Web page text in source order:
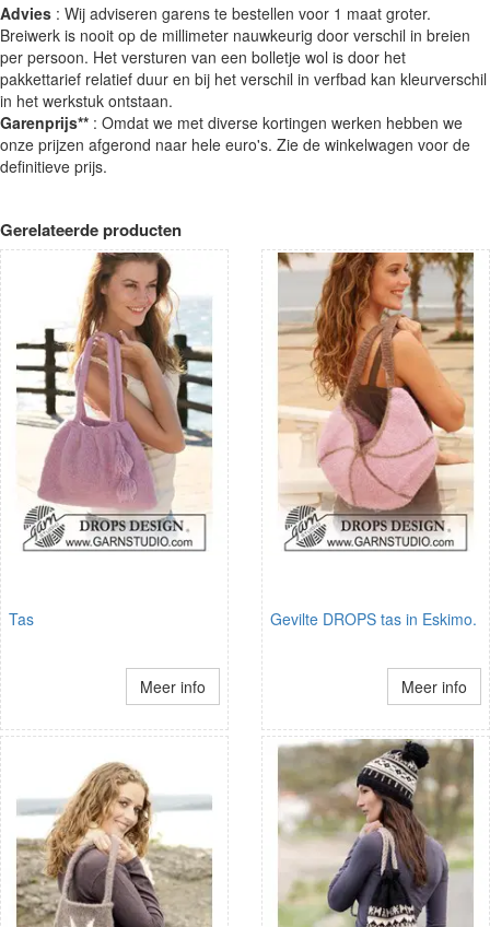
Advies : Wij adviseren garens te bestellen voor 1 maat groter.
Breiwerk is nooit op de millimeter nauwkeurig door verschil in breien
per persoon. Het versturen van een bolletje wol is door het
pakkettarief relatief duur en bij het verschil in verfbad kan kleurverschil
in het werkstuk ontstaan.
Garenprijs** : Omdat we met diverse kortingen werken hebben we
onze prijzen afgerond naar hele euro's. Zie de winkelwagen voor de
definitieve prijs.
Gerelateerde producten
Tas
Meer info
Gevilte DROPS tas in Eskimo.
Meer info